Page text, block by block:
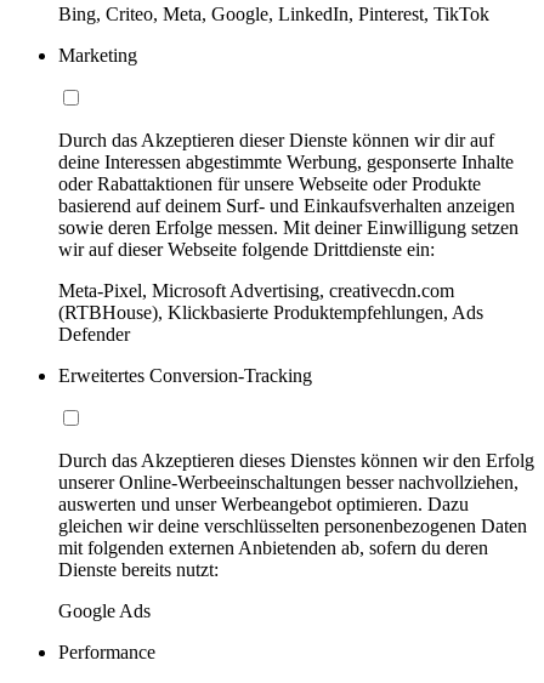
Bing, Criteo, Meta, Google, LinkedIn, Pinterest, TikTok
Marketing
Durch das Akzeptieren dieser Dienste können wir dir auf
deine Interessen abgestimmte Werbung, gesponserte Inhalte
oder Rabattaktionen für unsere Webseite oder Produkte
basierend auf deinem Surf- und Einkaufsverhalten anzeigen
sowie deren Erfolge messen. Mit deiner Einwilligung setzen
wir auf dieser Webseite folgende Drittdienste ein:
Meta-Pixel, Microsoft Advertising, creativecdn.com
(RTBHouse), Klickbasierte Produktempfehlungen, Ads
Defender
Erweitertes Conversion-Tracking
Durch das Akzeptieren dieses Dienstes können wir den Erfolg
unserer Online-Werbeeinschaltungen besser nachvollziehen,
auswerten und unser Werbeangebot optimieren. Dazu
gleichen wir deine verschlüsselten personenbezogenen Daten
mit folgenden externen Anbietenden ab, sofern du deren
Dienste bereits nutzt:
Google Ads
Performance